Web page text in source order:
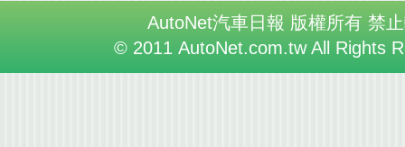
AutoNet汽車日報 版權所有 禁
© 2011 AutoNet.com.tw All Rights